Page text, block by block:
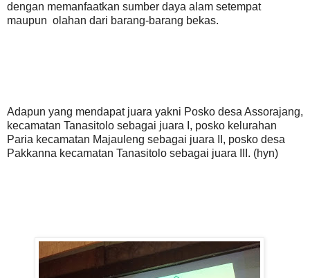
dengan memanfaatkan sumber daya alam setempat
maupun olahan dari barang-barang bekas.
Adapun yang mendapat juara yakni Posko desa Assorajang,
kecamatan Tanasitolo sebagai juara I, posko kelurahan
Paria kecamatan Majauleng sebagai juara II, posko desa
Pakkanna kecamatan Tanasitolo sebagai juara III. (hyn)